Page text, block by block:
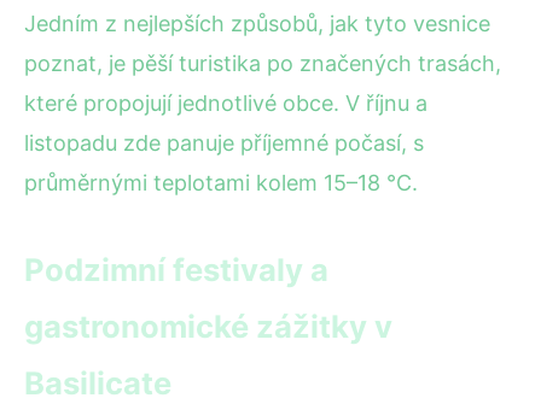
Jedním z nejlepších způsobů, jak tyto vesnice
poznat, je pěší turistika po značených trasách,
které propojují jednotlivé obce. V říjnu a
listopadu zde panuje příjemné počasí, s
průměrnými teplotami kolem 15–18 °C.
Podzimní festivaly a
gastronomické zážitky v
Basilicate